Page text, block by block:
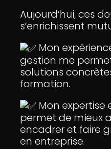
Aujourd’hui, ces
s’enrichissent
Mon
gestion me
solutions
formation.
Mon
permet de mieux
encadrer et faire
en entreprise.